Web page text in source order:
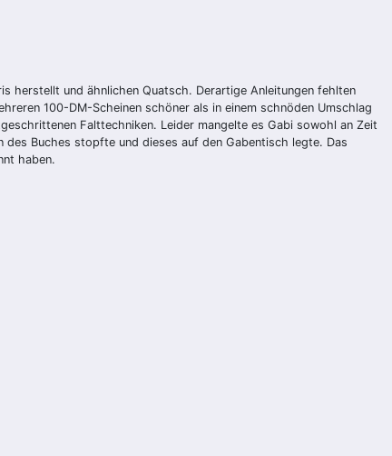
herstellt und ähnlichen Quatsch. Derartige Anleitungen fehlten
100-DM-Scheinen schöner als in einem schnöden Umschlag
Falttechniken. Leider mangelte es Gabi sowohl an Zeit
Buches stopfte und dieses auf den Gabentisch legte. Das
haben.